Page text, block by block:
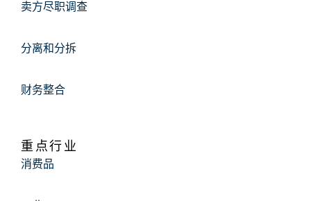
卖方尽职调查
分离和分拆
财务整合
重点行业
消费品